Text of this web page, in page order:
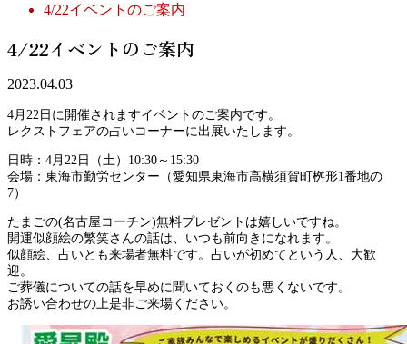
4/22イベントのご案内
4/22イベントのご案内
2023.04.03
4月22日に開催されますイベントのご案内です。
レクストフェアの占いコーナーに出展いたします。
日時：4月22日（土）10:30～15:30
会場：東海市勤労センター（愛知県東海市高横須賀町桝形1番地の
7）
たまごの(名古屋コーチン)無料プレゼントは嬉しいですね。
開運似顔絵の繁笑さんの話は、いつも前向きになれます。
似顔絵、占いとも来場者無料です。占いが初めてという人、大歓
迎。
ご葬儀についての話を早めに聞いておくのも悪くないです。
お誘い合わせの上是非ご来場ください。